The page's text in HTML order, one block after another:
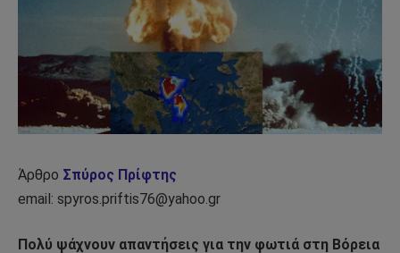
Άρθρο Σπύρος Πρίφτης
email: spyros.priftis76@yahoo.gr
Πολύ ψάχνουν απαντήσεις για την φωτιά στη Βόρεια